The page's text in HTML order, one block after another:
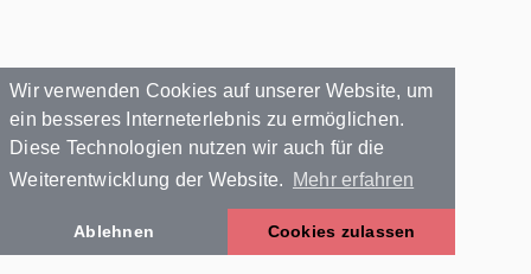
Wir verwenden Cookies auf unserer Website, um
ein besseres Interneterlebnis zu ermöglichen.
Diese Technologien nutzen wir auch für die
Weiterentwicklung der Website.
Mehr erfahren
Ablehnen Cookies zulassen